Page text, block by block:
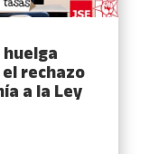
rechazo
a la Ley